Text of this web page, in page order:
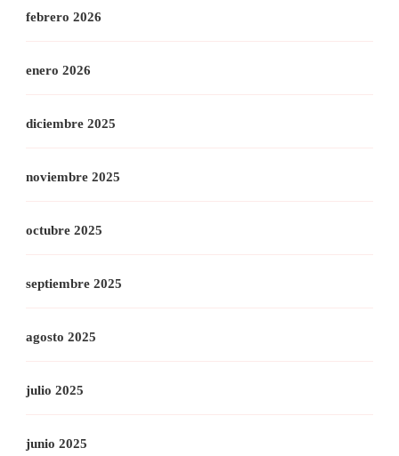
febrero 2026
enero 2026
diciembre 2025
noviembre 2025
octubre 2025
septiembre 2025
agosto 2025
julio 2025
junio 2025